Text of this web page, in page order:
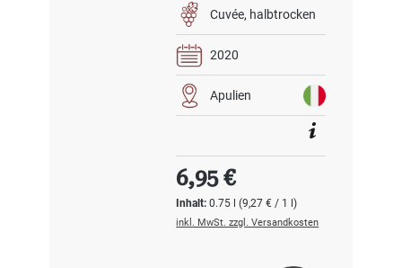
Cuvée halbtrocken
2020
Apulien
Inhalt:0.75 l(9,27 € / 1 l)
Regulärer Preis:
6,95 €
inkl. MwSt. zzgl. Versandkosten